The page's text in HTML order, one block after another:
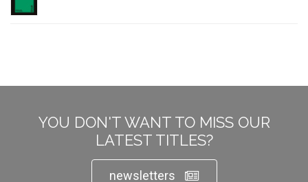
YOU DON'T WANT TO MISS OUR
LATEST TITLES?
newsletters